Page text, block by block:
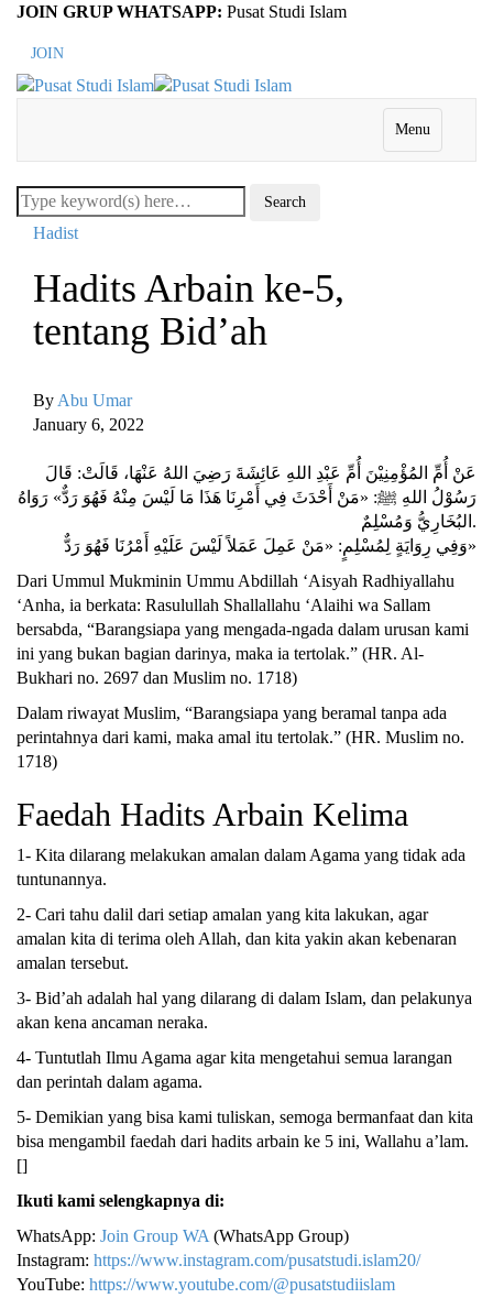
JOIN GRUP WHATSAPP: Pusat Studi Islam
JOIN
Menu
Hadist
Hadits Arbain ke-5,
tentang Bid’ah
By Abu Umar
January 6, 2022
عَنْ أُمِّ المُؤْمِنِيْنَ أُمِّ عَبْدِ اللهِ عَائِشَةَ رَضِيَ اللهُ عَنْهَا، قَالَتْ: قَالَ
رَسُوْلُ اللهِ ﷺ: «مَنْ أَحْدَثَ فِي أَمْرِنَا هَذَا مَا لَيْسَ مِنْهُ فَهُوَ رَدٌّ» رَوَاهُ
البُخَارِيُّ وَمُسْلِمٌ.
وَفِي رِوَايَةٍ لِمُسْلِمٍ: «مَنْ عَمِلَ عَمَلاً لَيْسَ عَلَيْهِ أَمْرُنَا فَهُوَ رَدٌّ»
Dari Ummul Mukminin Ummu Abdillah ‘Aisyah Radhiyallahu
‘Anha, ia berkata: Rasulullah Shallallahu ‘Alaihi wa Sallam
bersabda, “Barangsiapa yang mengada-ngada dalam urusan kami
ini yang bukan bagian darinya, maka ia tertolak.” (HR. Al-
Bukhari no. 2697 dan Muslim no. 1718)
Dalam riwayat Muslim, “Barangsiapa yang beramal tanpa ada
perintahnya dari kami, maka amal itu tertolak.” (HR. Muslim no.
1718)
Faedah Hadits Arbain Kelima
1- Kita dilarang melakukan amalan dalam Agama yang tidak ada
tuntunannya.
2- Cari tahu dalil dari setiap amalan yang kita lakukan, agar
amalan kita di terima oleh Allah, dan kita yakin akan kebenaran
amalan tersebut.
3- Bid’ah adalah hal yang dilarang di dalam Islam, dan pelakunya
akan kena ancaman neraka.
4- Tuntutlah Ilmu Agama agar kita mengetahui semua larangan
dan perintah dalam agama.
5- Demikian yang bisa kami tuliskan, semoga bermanfaat dan kita
bisa mengambil faedah dari hadits arbain ke 5 ini, Wallahu a’lam.
[]
Ikuti kami selengkapnya di:
WhatsApp: Join Group WA (WhatsApp Group)
Instagram: https://www.instagram.com/pusatstudi.islam20/
YouTube: https://www.youtube.com/@pusatstudiislam